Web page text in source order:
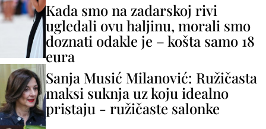
Kada smo na zadarskoj rivi
ugledali ovu haljinu, morali smo
doznati odakle je – košta samo 18
eura
Sanja Musić Milanović: Ružičasta
maksi suknja uz koju idealno
pristaju - ružičaste salonke